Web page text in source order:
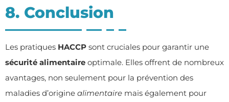
8. Conclusion
Les pratiques HACCP sont cruciales pour garantir une
sécurité alimentaire optimale. Elles offrent de nombreux
avantages, non seulement pour la prévention des
maladies d’origine alimentaire mais également pour